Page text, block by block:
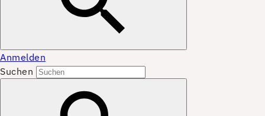
Anmelden
Suchen